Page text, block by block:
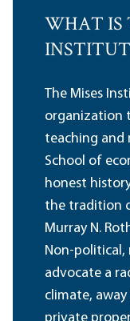
WHAT IS
The Mises
organization
teaching and
School of
honest
the tradition
Murray N.
Non-political,
advocate a
climate,